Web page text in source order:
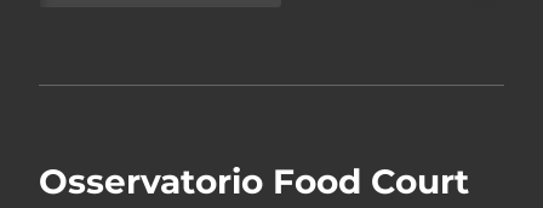
Osservatorio Food Court